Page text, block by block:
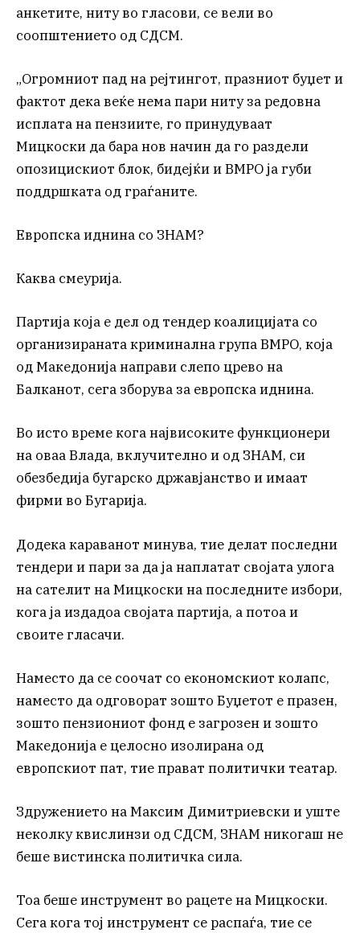
анкетите, ниту во гласови, се вели во
соопштението од СДСМ.
„Огромниот пад на рејтингот, празниот буџет и
фактот дека веќе нема пари ниту за редовна
исплата на пензиите, го принудуваат
Мицкоски да бара нов начин да го раздели
опозицискиот блок, бидејќи и ВМРО ја губи
поддршката од граѓаните.
Европска иднина со ЗНАМ?
Каква смеурија.
Партија која е дел од тендер коалицијата со
организираната криминална група ВМРО, која
од Македонија направи слепо црево на
Балканот, сега зборува за европска иднина.
Во исто време кога највисоките функционери
на оваа Влада, вклучително и од ЗНАМ, си
обезбедија бугарско државјанство и имаат
фирми во Бугарија.
Додека караванот минува, тие делат последни
тендери и пари за да ја наплатат својата улога
на сателит на Мицкоски на последните избори,
кога ја издадоа својата партија, а потоа и
своите гласачи.
Наместо да се соочат со економскиот колапс,
наместо да одговорат зошто Буџетот е празен,
зошто пензиониот фонд е загрозен и зошто
Македонија е целосно изолирана од
европскиот пат, тие прават политички театар.
Здружението на Максим Димитриевски и уште
неколку квислинзи од СДСМ, ЗНАМ никогаш не
беше вистинска политичка сила.
Тоа беше инструмент во рацете на Мицкоски.
Сега кога тој инструмент се распаѓа, тие се